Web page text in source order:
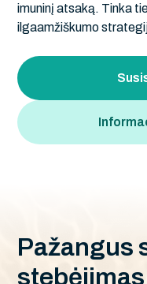
imuninį atsaką. Tinka
ilgaamžiškumo
Pažangus
stebėjimas